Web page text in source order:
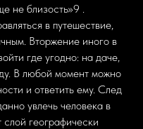
не близость»9 .
в путешествие,
Вторжение иного в
где угодно: на даче,
В любой момент можно
и ответить ему. След
увлечь человека в
географически